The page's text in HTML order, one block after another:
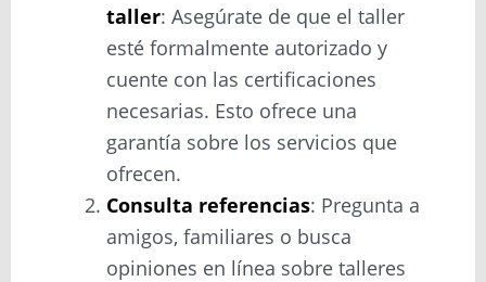
taller: Asegúrate de que el taller
esté formalmente autorizado y
cuente con las certificaciones
necesarias. Esto ofrece una
garantía sobre los servicios que
ofrecen.
Consulta referencias: Pregunta a
amigos, familiares o busca
opiniones en línea sobre talleres